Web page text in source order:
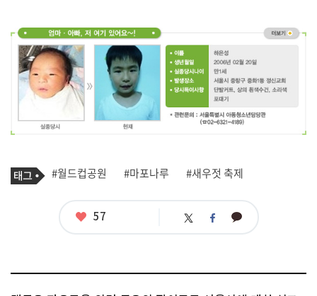
기
사
태
그
#월드컵공원 #마포나루 #새우젓 축제
좋
57 트 페 카